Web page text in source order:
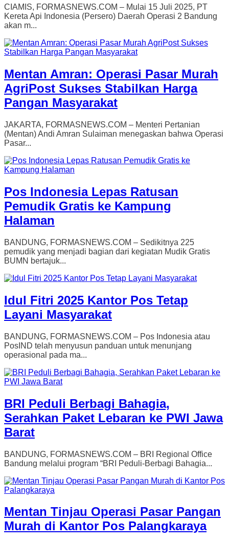
CIAMIS, FORMASNEWS.COM – Mulai 15 Juli 2025, PT
Kereta Api Indonesia (Persero) Daerah Operasi 2 Bandung
akan m...
Mentan Amran: Operasi Pasar Murah
AgriPost Sukses Stabilkan Harga
Pangan Masyarakat
JAKARTA, FORMASNEWS.COM – Menteri Pertanian
(Mentan) Andi Amran Sulaiman menegaskan bahwa Operasi
Pasar...
Pos Indonesia Lepas Ratusan
Pemudik Gratis ke Kampung
Halaman
BANDUNG, FORMASNEWS.COM – Sedikitnya 225
pemudik yang menjadi bagian dari kegiatan Mudik Gratis
BUMN bertajuk...
Idul Fitri 2025 Kantor Pos Tetap
Layani Masyarakat
BANDUNG, FORMASNEWS.COM – Pos Indonesia atau
PosIND telah menyusun panduan untuk menunjang
operasional pada ma...
BRI Peduli Berbagi Bahagia,
Serahkan Paket Lebaran ke PWI Jawa
Barat
BANDUNG, FORMASNEWS.COM – BRI Regional Office
Bandung melalui program “BRI Peduli-Berbagi Bahagia...
Mentan Tinjau Operasi Pasar Pangan
Murah di Kantor Pos Palangkaraya